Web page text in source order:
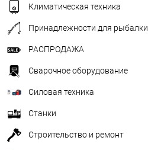
Климатическая техника
Принадлежности для рыбалки
РАСПРОДАЖА
Сварочное оборудование
Силовая техника
Станки
Строительство и ремонт